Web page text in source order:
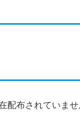
布されていませ